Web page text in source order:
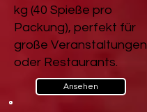
kg (40 Spieße pro
Packung), perfekt für
große Veranstaltungen
oder Restaurants.
Ansehen